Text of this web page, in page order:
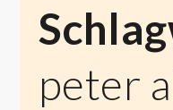
peter